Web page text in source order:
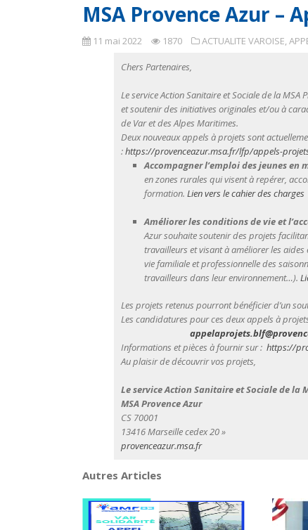
MSA Provence Azur –
11 mai 2022 1870 ACTUALITE VAROISE,
Chers Partenaires,
Le service Action Sanitaire et Sociale de la
et soutenir des initiatives originales et/ou à
de Var et des Alpes Maritimes.
Deux nouveaux appels à projets sont
:https://provenceazur.msa.fr/lfp/appels-
Accompagner l’emploi des jeunes en
en zones rurales qui visent à repérer,
formation. Lien vers le cahier des charges
Améliorer les conditions de vie et
Azur souhaite soutenir des projets
travailleurs et visant à améliorer les
vie familiale et professionnelle des
travailleurs dans leur environnement…).
Les projets retenus pourront bénéficier d’un
Les candidatures pour ces deux appels à
Informations et pièces à fournir sur : https://
Au plaisir de découvrir vos projets,
Le service Action Sanitaire et Sociale de la
MSA Provence Azur
CS 70001
13416 Marseille cedex 20 »
provenceazur.msa.fr
Autres Articles